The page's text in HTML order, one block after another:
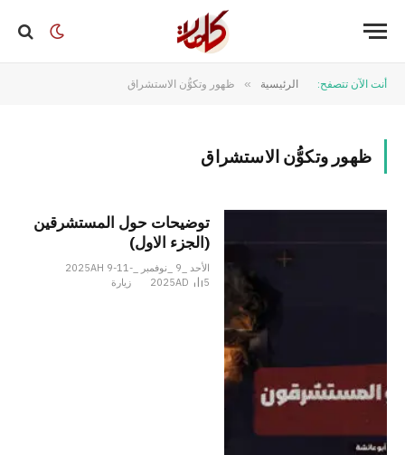
أنت الآن تتصفح: الرئيسية » ظهور وتكوُّن الاستشراق
ظهور وتكوُّن الاستشراق
توضیحات حول المستشرقين
(الجزء الاول)
الأحد _9 _نوفمبر _2025AH 9-11-
2025AD
5 زيارة